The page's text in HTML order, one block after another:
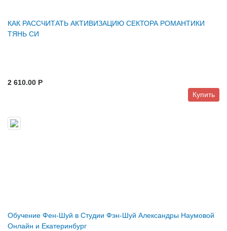
КАК РАССЧИТАТЬ АКТИВИЗАЦИЮ СЕКТОРА РОМАНТИКИ
ТЯНЬ СИ
2 610.00 P
Купить
Обучение Фен-Шуй в Студии Фэн-Шуй Александры Наумовой
Онлайн и Екатеринбург